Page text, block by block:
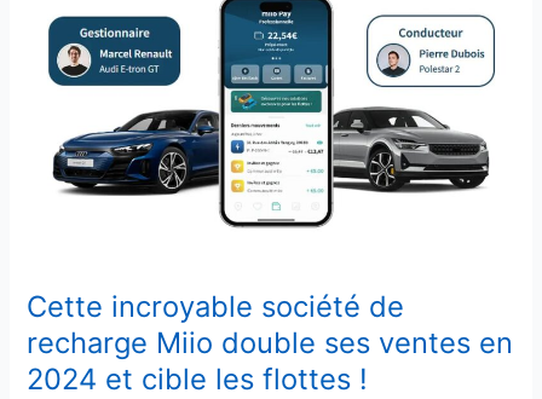
Cette incroyable société de
recharge Miio double ses ventes en
2024 et cible les flottes !
société
recharge
double
ses
et
cible
les
flottes